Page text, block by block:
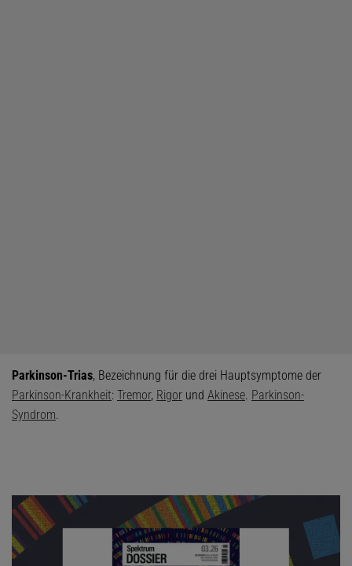
Parkinson-Trias, Bezeichnung für die drei Hauptsymptome der
Parkinson-Krankheit: Tremor, Rigor und Akinese. Parkinson-
Syndrom.